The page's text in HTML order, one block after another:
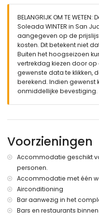
Buitenkant van het
omheind perceel
gemeenschappelijk
kinderen's zwembad
tuin met gravel en
gemeenschappelijke
speelplaats
overdekt terras
buiten douche
buiten zitgedeelte en
dichtstbijzijnde stad:
meter van het
dichtstbijzijnde oever
appartement
dichtstbijzijnde strand
appartement
dichtstbijzijnde
tweede
BELANGRIJK OM TE
Soleada WINTER in San
aangegeven op de
kosten. Dit betekent niet
Buiten het hoogseizoen
vertrekdag kiezen door
gewenste data te klikken,
berekend. Indien gewenst
onmiddellijke bevestiging.
Voorzieningen
Accommodatie geschikt
personen.
Accommodatie met één
Airconditioning
Bar aanwezig in het
Bars en restaurants